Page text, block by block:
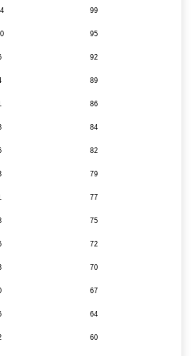
99
95
92
89
86
84
82
79
77
75
72
70
67
64
60